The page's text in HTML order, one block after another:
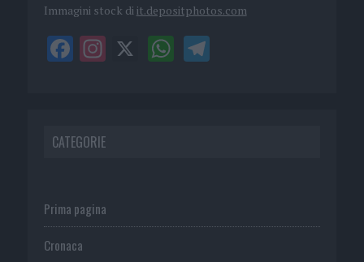
Immagini stock di it.depositphotos.com
CATEGORIE
Prima pagina
Cronaca